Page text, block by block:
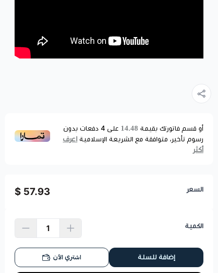
أو قسم فاتورتك بقيمة 14.48 على 4 دفعات بدون
رسوم تأخير، متوافقة مع الشريعة الإسلامية اعرف
أكثر
السعر 57.93 $
الكمية
إضافة للسلة اشتري الآن